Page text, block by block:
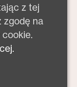
z tej
zgodę na